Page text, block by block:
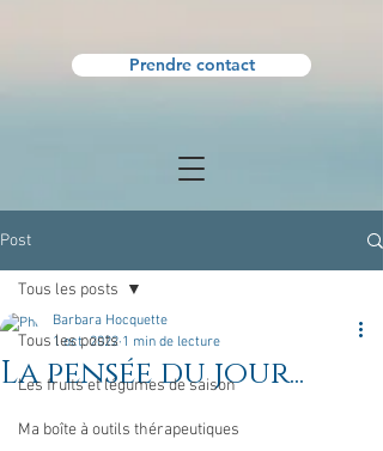
Prendre contact
Post
Tous les posts
Les fruits et légumes de saison
Ma boîte à outils thérapeutiques
Tous les posts
La pensée du jour...
Barbara Hocquette
1 oct. 2022 1 min de lecture